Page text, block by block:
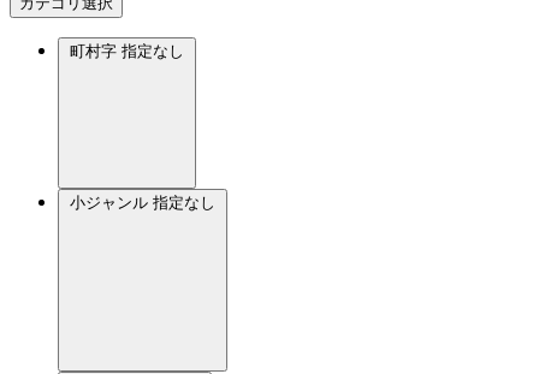
町村字 指定なし
小ジャンル 指定なし